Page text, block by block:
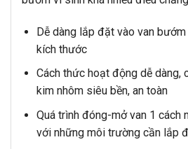
Dễ dàng lắp đặt vào van
kích thước
Cách thức hoạt động dễ dàng,
kim nhôm siêu bền, an toàn
Quá trình đóng-mở van 1 cách
với những môi trường cần lắp